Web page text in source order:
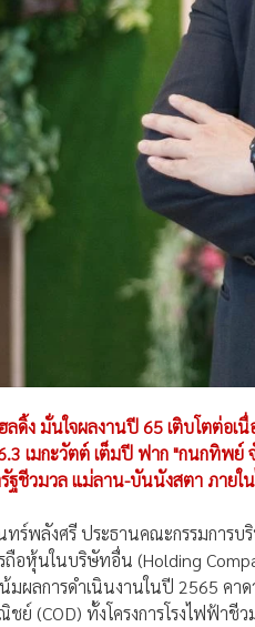
ลดิ้ง มั่นใจผลงานปี 65 เติบโตต่อเ
เมกะวัตต์ เต็มปี ฟาก "กนกทิพย์
รัฐชีวมวล แม่ลาน-บันนังสตา ภาย
ร์พลังศรี ประธานคณะกรรมการบ
ถือหุ้นในบริษัทอื่น (Holding
มผลการดำเนินงานในปี 2565 คา
ชย์ (COD) ทั้งโครงการโรงไฟฟ้า